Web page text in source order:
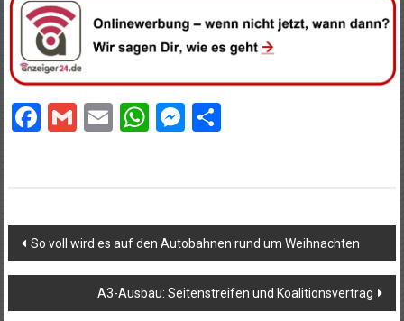
Facebook
Gmail
EmailWhatsApp
Messenger
Teilen
Beitragsnavigation
So voll wird es auf den Autobahnen rund um Weihnachten
A3-Ausbau: Seitenstreifen und Koalitionsvertrag